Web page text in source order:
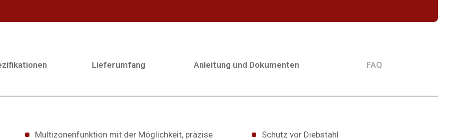
Lieferumfang Anleitung und Dokumenten FAQ
Multizonenfunktion mit der Möglichkeit, präzise
Schutz vor Diebstahl